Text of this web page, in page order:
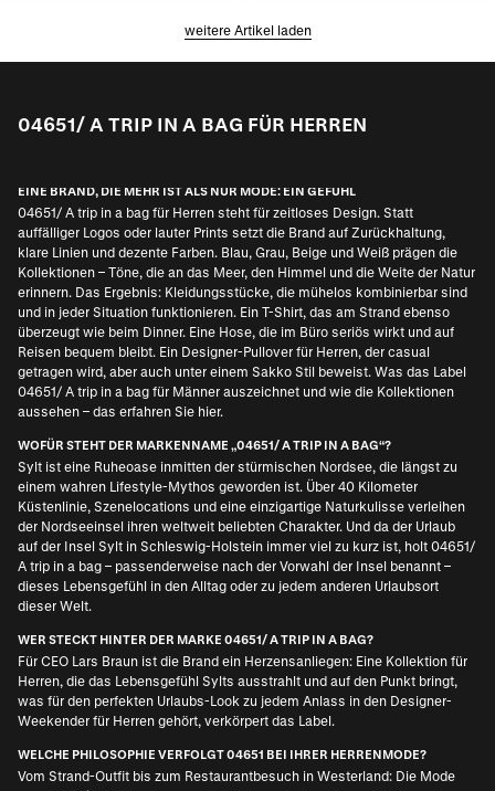
weitere Artikel laden
04651/ A TRIP IN A BAG FÜR HERREN
EINE BRAND, DIE MEHR IST ALS NUR MODE: EIN GEFÜHL
04651/ A trip in a bag für Herren steht für zeitloses Design. Statt
auffälliger Logos oder lauter Prints setzt die Brand auf Zurückhaltung,
klare Linien und dezente Farben. Blau, Grau, Beige und Weiß prägen die
Kollektionen – Töne, die an das Meer, den Himmel und die Weite der Natur
erinnern. Das Ergebnis: Kleidungsstücke, die mühelos kombinierbar sind
und in jeder Situation funktionieren. Ein T-Shirt, das am Strand ebenso
überzeugt wie beim Dinner. Eine Hose, die im Büro seriös wirkt und auf
Reisen bequem bleibt. Ein Designer-Pullover für Herren, der casual
getragen wird, aber auch unter einem Sakko Stil beweist. Was das Label
04651/ A trip in a bag für Männer auszeichnet und wie die Kollektionen
aussehen – das erfahren Sie hier.
WOFÜR STEHT DER MARKENNAME „04651/ A TRIP IN A BAG“?
Sylt ist eine Ruheoase inmitten der stürmischen Nordsee, die längst zu
einem wahren Lifestyle-Mythos geworden ist. Über 40 Kilometer
Küstenlinie, Szenelocations und eine einzigartige Naturkulisse verleihen
der Nordseeinsel ihren weltweit beliebten Charakter. Und da der Urlaub
auf der Insel Sylt in Schleswig-Holstein immer viel zu kurz ist, holt 04651/
A trip in a bag – passenderweise nach der Vorwahl der Insel benannt –
dieses Lebensgefühl in den Alltag oder zu jedem anderen Urlaubsort
dieser Welt.
WER STECKT HINTER DER MARKE 04651/ A TRIP IN A BAG?
Für CEO Lars Braun ist die Brand ein Herzensanliegen: Eine Kollektion für
Herren, die das Lebensgefühl Sylts ausstrahlt und auf den Punkt bringt,
was für den perfekten Urlaubs-Look zu jedem Anlass in den Designer-
Weekender für Herren gehört, verkörpert das Label.
WELCHE PHILOSOPHIE VERFOLGT 04651 BEI IHRER HERRENMODE?
Vom Strand-Outfit bis zum Restaurantbesuch in Westerland: Die Mode